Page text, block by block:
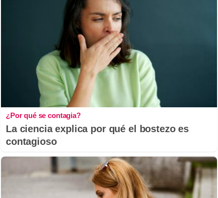
¿Por qué se contagia?
La ciencia explica por qué el bostezo es
contagioso